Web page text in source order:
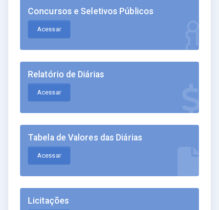
Concursos e Seletivos Públicos
Acessar
Relatório de Diárias
Acessar
Tabela de Valores das Diárias
Acessar
Licitações